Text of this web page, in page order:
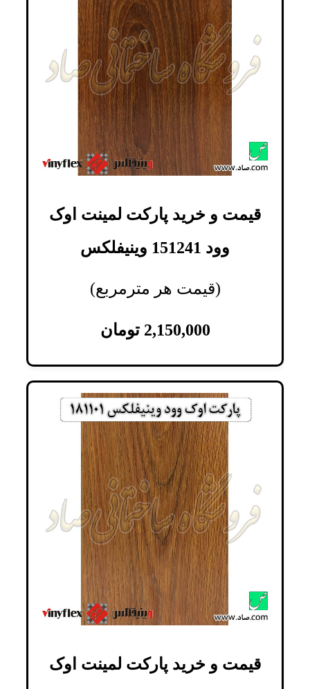
قیمت و خرید پارکت لمینت اوک
وود 151241 وینیفلکس
(قیمت هر مترمربع)
2,150,000 تومان
قیمت و خرید پارکت لمینت اوک